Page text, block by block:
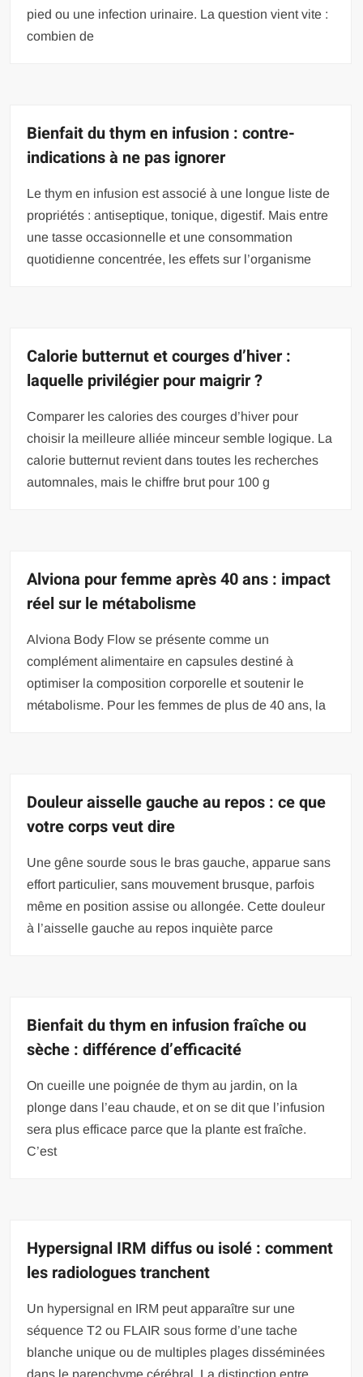
pied ou une infection urinaire. La question vient vite :
combien de
Bienfait du thym en infusion : contre-
indications à ne pas ignorer
Le thym en infusion est associé à une longue liste de
propriétés : antiseptique, tonique, digestif. Mais entre
une tasse occasionnelle et une consommation
quotidienne concentrée, les effets sur l’organisme
Calorie butternut et courges d’hiver :
laquelle privilégier pour maigrir ?
Comparer les calories des courges d’hiver pour
choisir la meilleure alliée minceur semble logique. La
calorie butternut revient dans toutes les recherches
automnales, mais le chiffre brut pour 100 g
Alviona pour femme après 40 ans : impact
réel sur le métabolisme
Alviona Body Flow se présente comme un
complément alimentaire en capsules destiné à
optimiser la composition corporelle et soutenir le
métabolisme. Pour les femmes de plus de 40 ans, la
Douleur aisselle gauche au repos : ce que
votre corps veut dire
Une gêne sourde sous le bras gauche, apparue sans
effort particulier, sans mouvement brusque, parfois
même en position assise ou allongée. Cette douleur
à l’aisselle gauche au repos inquiète parce
Bienfait du thym en infusion fraîche ou
sèche : différence d’efficacité
On cueille une poignée de thym au jardin, on la
plonge dans l’eau chaude, et on se dit que l’infusion
sera plus efficace parce que la plante est fraîche.
C’est
Hypersignal IRM diffus ou isolé : comment
les radiologues tranchent
Un hypersignal en IRM peut apparaître sur une
séquence T2 ou FLAIR sous forme d’une tache
blanche unique ou de multiples plages disséminées